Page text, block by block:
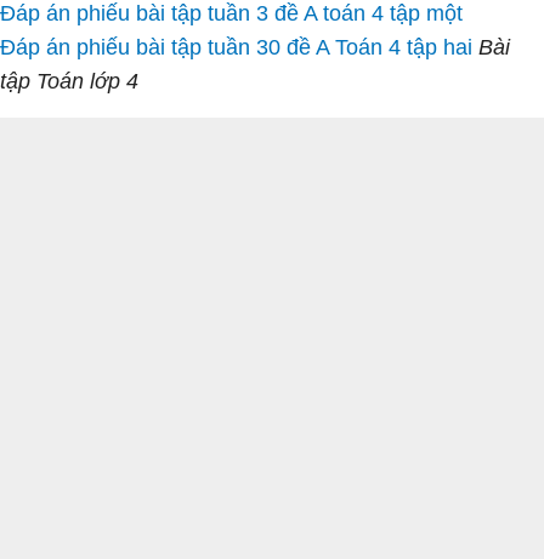
Đáp án phiếu bài tập tuần 3 đề A toán 4 tập một
Đáp án phiếu bài tập tuần 30 đề A Toán 4 tập hai Bài
tập Toán lớp 4